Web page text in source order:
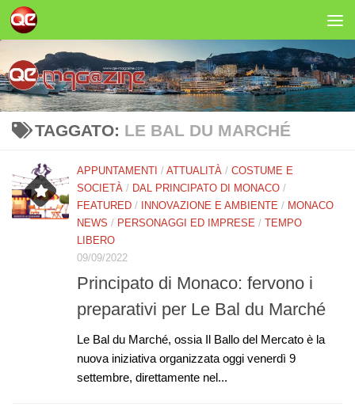
Salta al contenuto
TAGGATO: LE BAL DU MARCHÉ
APPUNTAMENTI / ATTUALITÀ / COSTUME E
SOCIETÀ / DAL PRINCIPATO DI MONACO /
FEATURED / INNOVAZIONE E AMBIENTE / MONACO
NEWS / PERSONAGGI ED IMPRESE / TEMPO
LIBERO
09/09/2022
Principato di Monaco: fervono i
preparativi per Le Bal du Marché
Le Bal du Marché, ossia Il Ballo del Mercato è la
nuova iniziativa organizzata oggi venerdì 9
settembre, direttamente nel...